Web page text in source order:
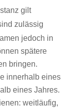
gilt
zulässig
jedoch in
spätere
bringen.
innerhalb eines
eines Jahres.
weitläufig,